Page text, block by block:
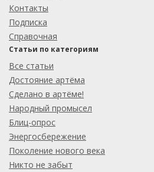
Контакты
Подписка
Справочная
Статьи по категориям
Все статьи
Достояние артёма
Сделано в артёме!
Народный промысел
Блиц-опрос
Энергосбережение
Поколение нового века
Никто не забыт